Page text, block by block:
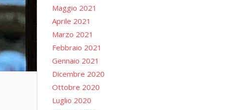
Maggio 2021
Aprile 2021
Marzo 2021
Febbraio 2021
Gennaio 2021
Dicembre 2020
Ottobre 2020
Luglio 2020